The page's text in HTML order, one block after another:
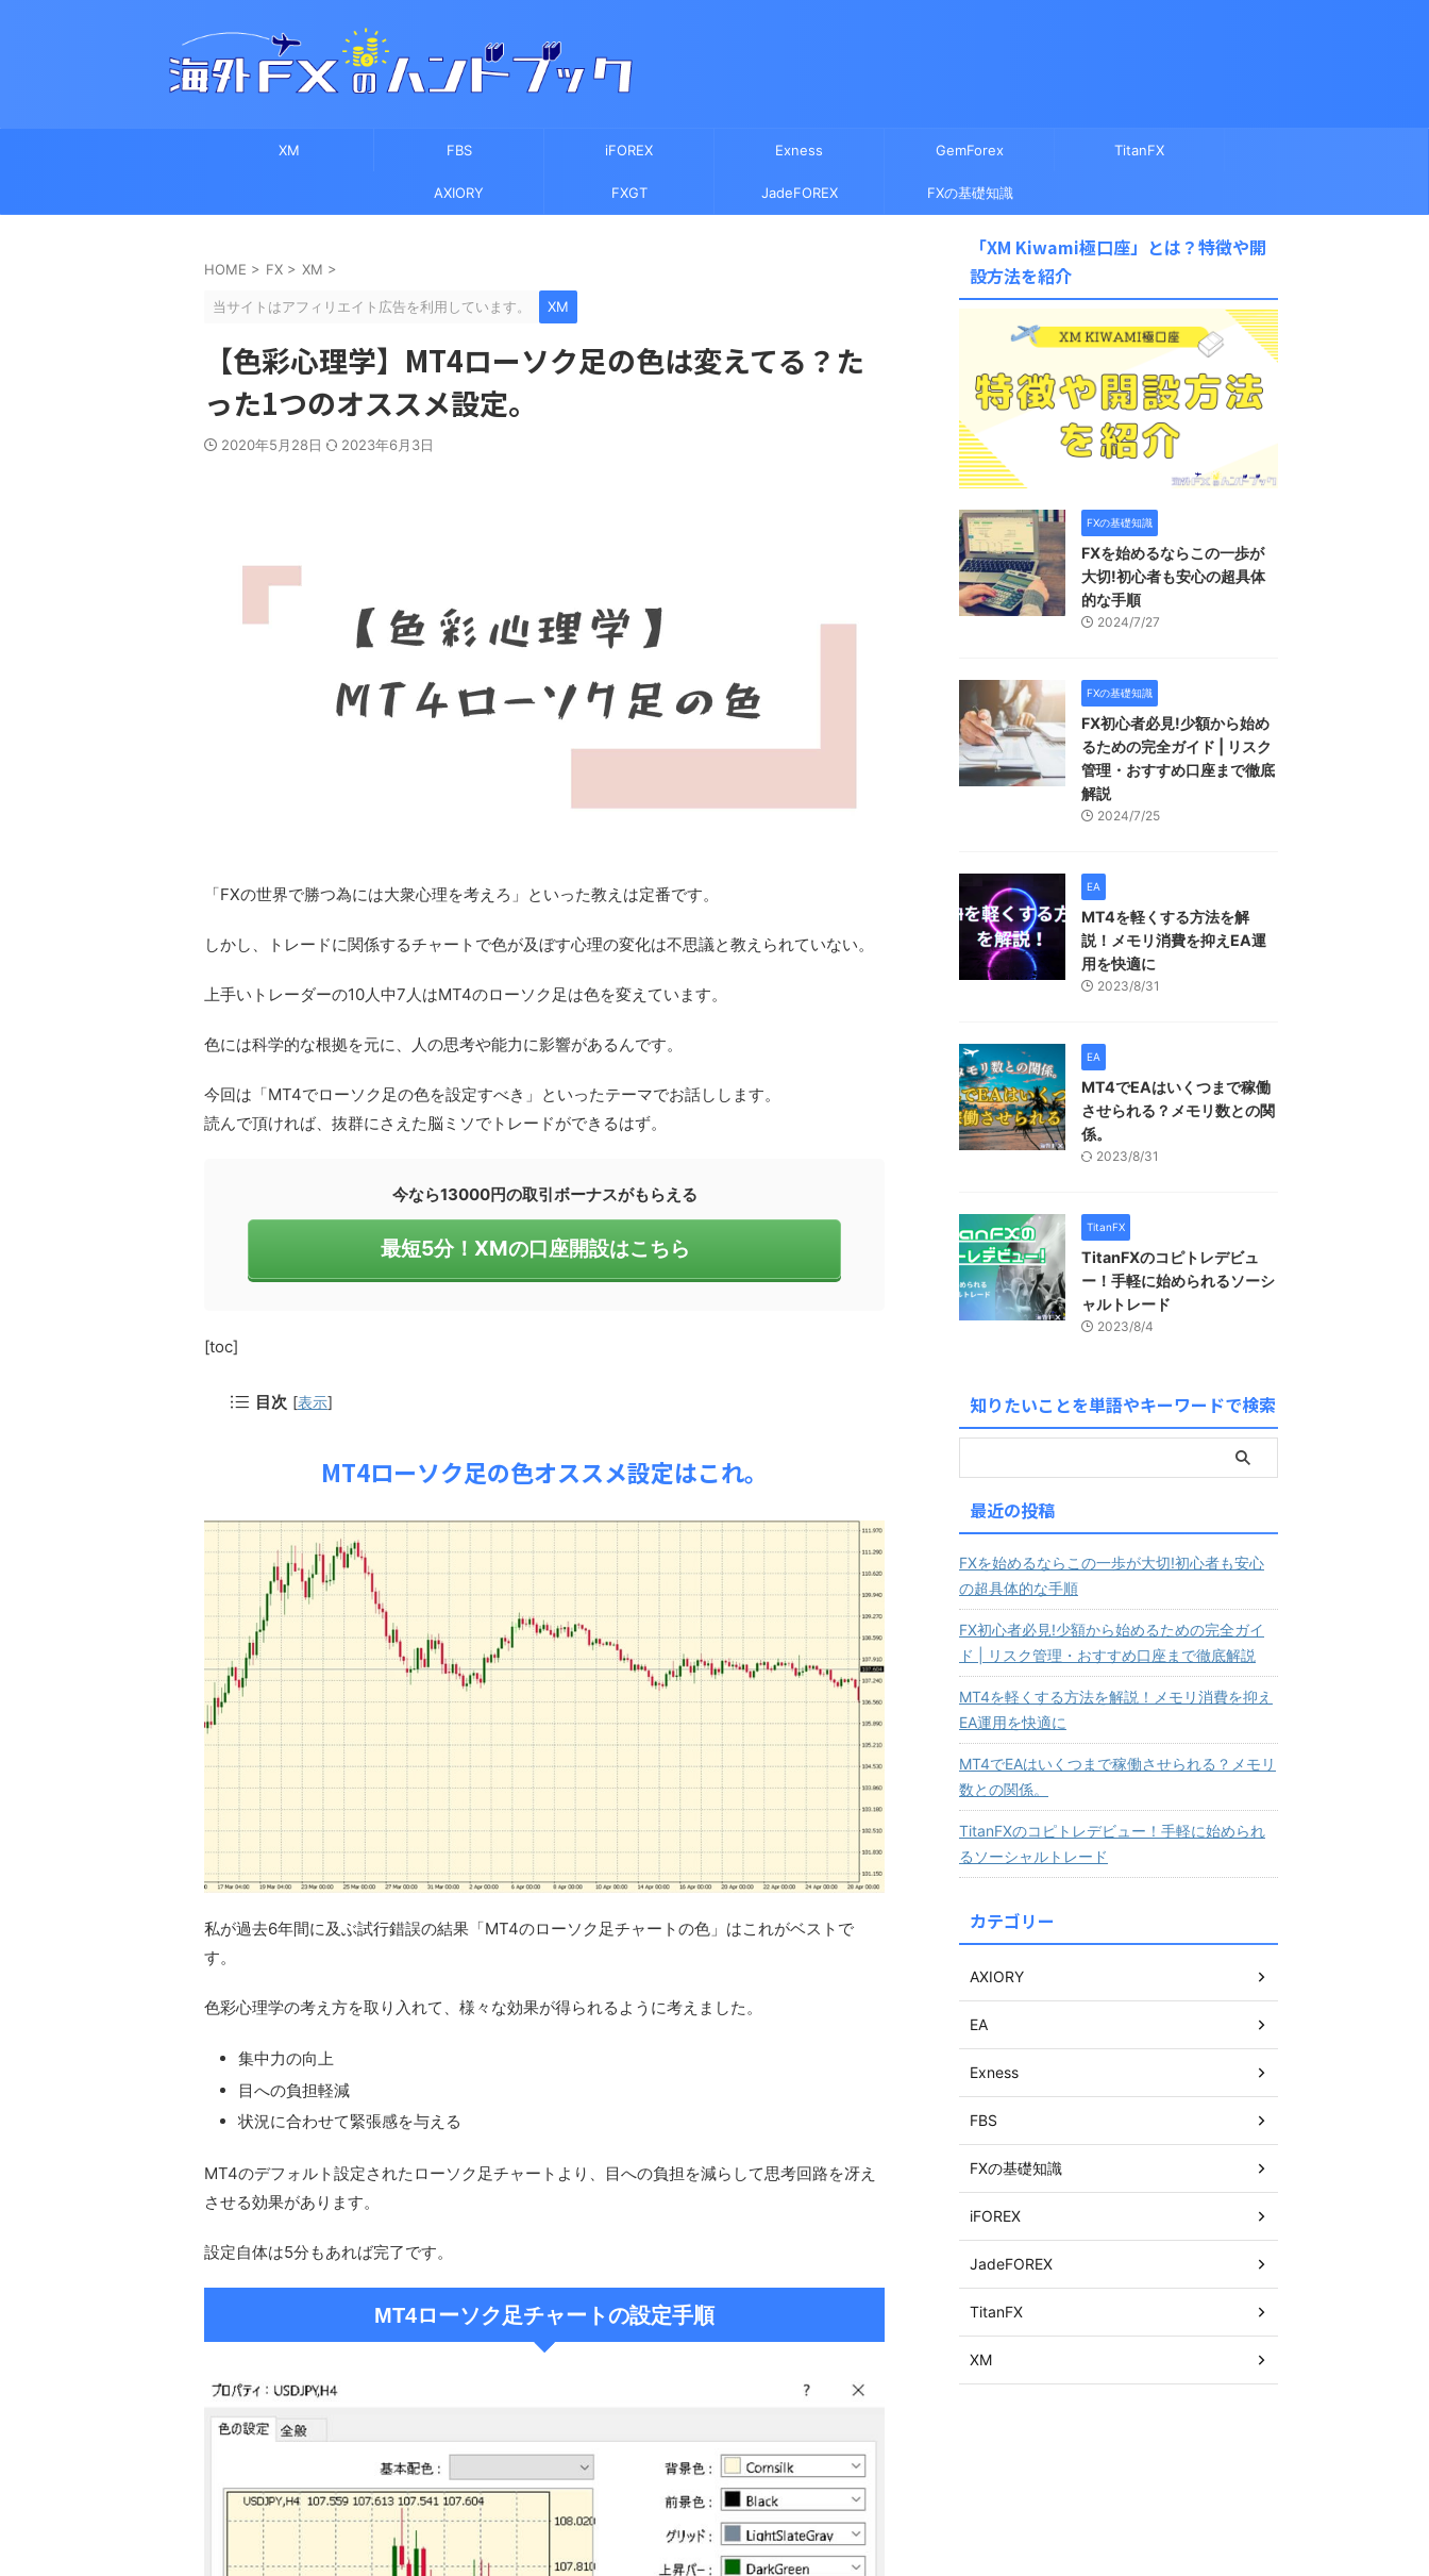
XM FBS iFOREX Exness GemForex TitanFX
AXIORY FXGT JadeFOREX FXの基礎知識
HOME > FX > XM >
当サイトはアフィリエイト広告を利用しています。 XM
【色彩心理学】MT4ローソク足の色は変えてる？た
った1つのオススメ設定。
2020年5月28日 2023年6月3日
「FXの世界で勝つ為には大衆心理を考えろ」といった教えは定番です。
しかし、トレードに関係するチャートで色が及ぼす心理の変化は不思議と教えられていない。
上手いトレーダーの10人中7人はMT4のローソク足は色を変えています。
色には科学的な根拠を元に、人の思考や能力に影響があるんです。
今回は「MT4でローソク足の色を設定すべき」といったテーマでお話しします。
読んで頂ければ、抜群にさえた脳ミソでトレードができるはず。
今なら13000円の取引ボーナスがもらえる
最短5分！XMの口座開設はこちら
[toc]
目次 [表示]
MT4ローソク足の色オススメ設定はこれ。
私が過去6年間に及ぶ試行錯誤の結果「MT4のローソク足チャートの色」はこれがベストで
す。
色彩心理学の考え方を取り入れて、様々な効果が得られるように考えました。
集中力の向上
目への負担軽減
状況に合わせて緊張感を与える
MT4のデフォルト設定されたローソク足チャートより、目への負担を減らして思考回路を冴え
させる効果があります。
設定自体は5分もあれば完了です。
MT4ローソク足チャートの設定手順
「XM Kiwami極口座」とは？特徴や開
設方法を紹介
FXの基礎知識
FXを始めるならこの一歩が
大切!初心者も安心の超具体
的な手順
2024/7/27
FXの基礎知識
FX初心者必見!少額から始め
るための完全ガイド | リスク
管理・おすすめ口座まで徹底
解説
2024/7/25
EA
MT4を軽くする方法を解
説！メモリ消費を抑えEA運
用を快適に
2023/8/31
EA
MT4でEAはいくつまで稼働
させられる？メモリ数との関
係。
2023/8/31
TitanFX
TitanFXのコピトレデビュ
ー！手軽に始められるソーシ
ャルトレード
2023/8/4
知りたいことを単語やキーワードで検索
最近の投稿
FXを始めるならこの一歩が大切!初心者も安心
の超具体的な手順
FX初心者必見!少額から始めるための完全ガイ
ド | リスク管理・おすすめ口座まで徹底解説
MT4を軽くする方法を解説！メモリ消費を抑え
EA運用を快適に
MT4でEAはいくつまで稼働させられる？メモリ
数との関係。
TitanFXのコピトレデビュー！手軽に始められ
るソーシャルトレード
カテゴリー
AXIORY
EA
Exness
FBS
FXの基礎知識
iFOREX
JadeFOREX
TitanFX
XM